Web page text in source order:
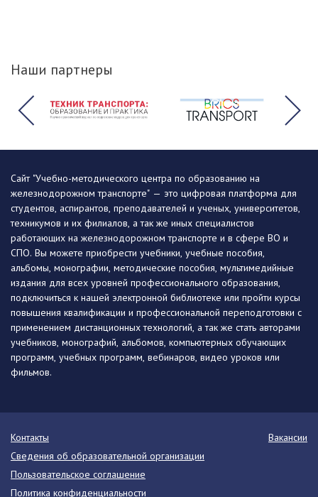
Наши партнеры
Сайт "Учебно-методического центра по образованию на
железнодорожном транспорте" — это цифровая платформа для
студентов, аспирантов, преподавателей и ученых, университетов,
техникумов и их филиалов, а так же иных специалистов
работающих на железнодорожном транспорте и в сфере ВО и
СПО. Вы можете приобрести учебники, учебные пособия,
альбомы, монографии, методические пособия, мультимедийные
издания для всех уровней профессионального образования,
подключиться к нашей электронной библиотеке или пройти курсы
повышения квалификации и профессиональной переподготовки с
применением дистанционных технологий, а так же стать авторами
учебников, монографий, альбомов, компьютерных обучающих
программ, учебных программ, вебинаров, видео уроков или
фильмов.
Контакты
Вакансии
Сведения об образовательной организации
Пользовательское соглашение
Политика конфиденциальности